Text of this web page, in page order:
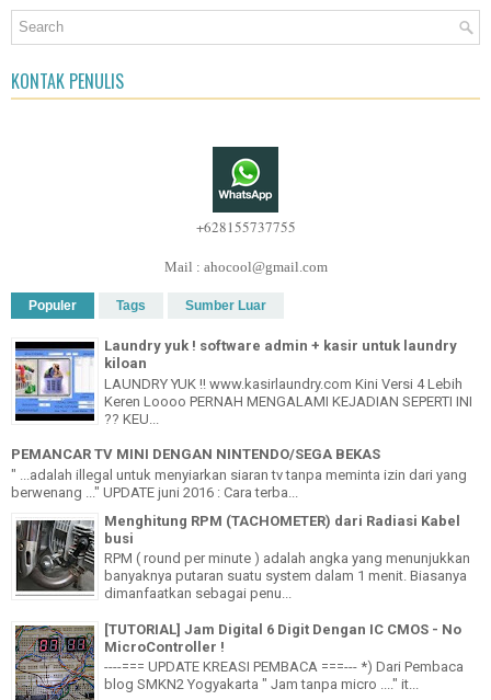
KONTAK PENULIS
+628155737755
Mail : ahocool@gmail.com
Populer Tags Sumber Luar
Laundry yuk ! software admin + kasir untuk laundry
kiloan
LAUNDRY YUK !! www.kasirlaundry.com Kini Versi 4 Lebih
Keren Loooo PERNAH MENGALAMI KEJADIAN SEPERTI INI
?? KEU...
PEMANCAR TV MINI DENGAN NINTENDO/SEGA BEKAS
" ...adalah illegal untuk menyiarkan siaran tv tanpa meminta izin dari yang
berwenang ..." UPDATE juni 2016 : Cara terba...
Menghitung RPM (TACHOMETER) dari Radiasi Kabel
busi
RPM ( round per minute ) adalah angka yang menunjukkan
banyaknya putaran suatu system dalam 1 menit. Biasanya
dimanfaatkan sebagai penu...
[TUTORIAL] Jam Digital 6 Digit Dengan IC CMOS - No
MicroController !
----=== UPDATE KREASI PEMBACA ===--- *) Dari Pembaca
blog SMKN2 Yogyakarta " Jam tanpa micro ...." it...